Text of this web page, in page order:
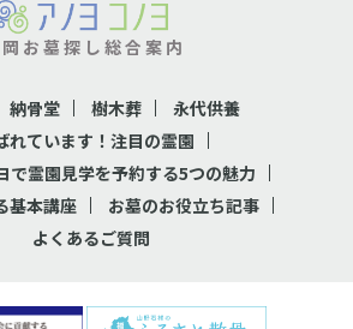
お墓探し総合案内
納骨堂 樹木葬
永代供養
れています！注目の霊園
で霊園見学を予約する5つの魅力
基本講座
お墓のお役立ち記事
よくあるご質問